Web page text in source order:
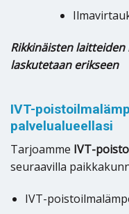
Rikkinäisten
laskutetaan erikseen
IVT-
palvelualueellasi
Tarjoamme IVT-
seuraavilla
IVT-